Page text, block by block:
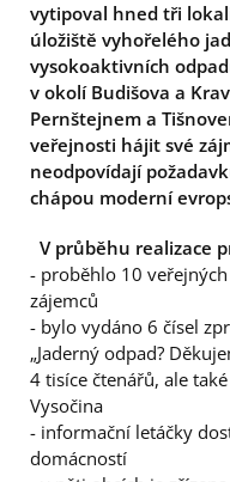
vytipoval hned tři
úložiště vyhořelého
vysokoaktivních
v okolí Budišova a
Pernštejnem a
veřejnosti hájit své
neodpovídají
chápou moderní
V průběhu realizace
- proběhlo 10
zájemců
- bylo vydáno 6 čísel
„Jaderný odpad?
4 tisíce čtenářů, ale
Vysočina
- informační letáčky
domácností